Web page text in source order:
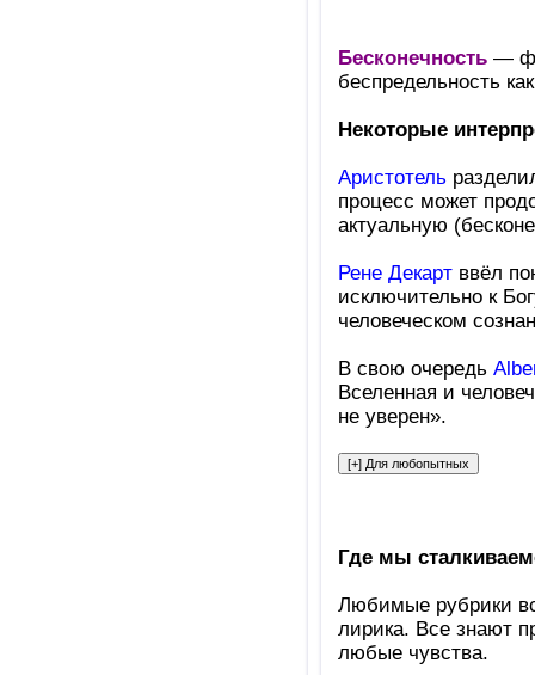
Бесконечность—
беспредельность
Некоторые
Аристотель
процесс может
актуальную
Рене Декартввёл
исключительно к
человеческом
В свою очередь
Вселенная и
не уверен».
Где мы
Любимые рубрики
лирика. Все знают
любые чувства.